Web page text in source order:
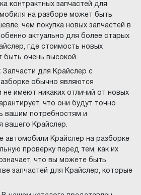
контрактных запчастей для
на разборе может быть
чем покупка новых запчастей в
актуально для более старых
где стоимость новых
быть очень высокой.
Запчасти для Крайслер с
обычно являются
не имеют никаких отличий от новых
что они будут точно
вашим потребностям и
вашего Крайслер.
автомобили Крайслер на разборке
проверку перед тем, как их
что вы можете быть
запчастей для Крайслер, которые